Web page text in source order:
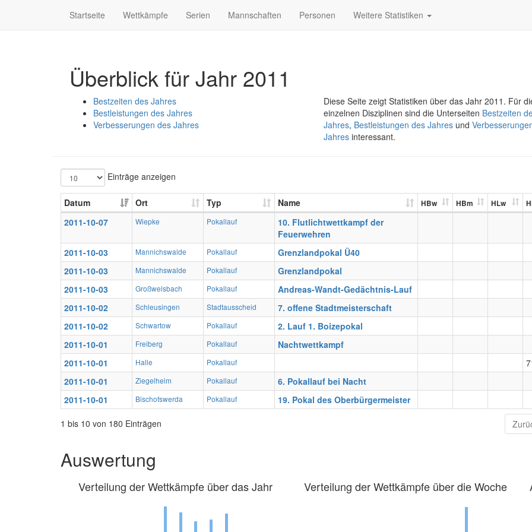
Startseite Wettkämpfe Serien Mannschaften Personen Weitere Statistiken
Überblick für Jahr 2011
Bestzeiten des Jahres
Bestleistungen des Jahres
Verbesserungen des Jahres
Diese Seite zeigt Statistiken über das Jahr 2011. Für
einzelnen Disziplinen sind die Unterseiten Bestzeiten
Jahres, Bestleistungen des Jahresund
Jahresinteressant.
Einträge anzeigen
Datum Ort Typ Name HBw HBm HLw
2011-10-07 Wiepke Pokallauf
10. Flutlichtwettkampf der
Feuerwehren
2011-10-03 Mannichswalde Pokallauf Grenzlandpokal Ü40
2011-10-03
Mannichswalde Pokallauf Grenzlandpokal
2011-10-03
Großwelsbach Pokallauf Andreas-Wandt-Gedächtnis-Lauf
2011-10-02
Schleusingen Stadtausscheid 7. offene Stadtmeisterschaft
2011-10-02
Schwartow Pokallauf 2. Lauf 1. Boizepokal
2011-10-01
Freiberg Pokallauf Nachtwettkampf
2011-10-01
Halle Pokallauf
2011-10-01
Ziegelheim Pokallauf 6. Pokallauf bei Nacht
2011-10-01
Bischofswerda Pokallauf 19. Pokal des Oberbürgermeister
1 bis 10 von 180 Einträgen
Auswertung
Verteilung der Wettkämpfe über das Jahr Verteilung der Wettkämpfe über die Woche